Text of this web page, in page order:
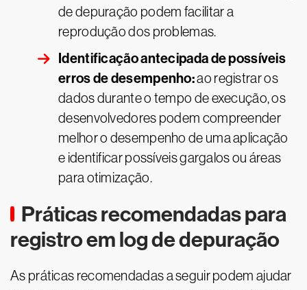
de depuração podem facilitar a
reprodução dos problemas.
Identificação antecipada de possíveis
erros de desempenho:ao registrar os
dados durante o tempo de execução, os
desenvolvedores podem compreender
melhor o desempenho de uma aplicação
e identificar possíveis gargalos ou áreas
para otimização.
Práticas recomendadas para
registro em log de depuração
As práticas recomendadas a seguir podem ajudar